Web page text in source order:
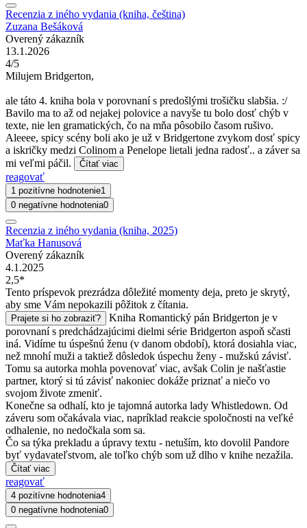
Recenzia z iného vydania (kniha, čeština)
Zuzana Bešáková
Overený zákazník
13.1.2026
4/5
Milujem Bridgerton,
ale táto 4. kniha bola v porovnaní s predošlými trošičku slabšia. :/
Bavilo ma to až od nejakej polovice a navyše tu bolo dosť chýb v
texte, nie len gramatických, čo na mňa pôsobilo časom rušivo.
Aleeee, spicy scény boli ako je už v Bridgertone zvykom dosť spicy
a iskričky medzi Colinom a Penelope lietali jedna radosť.. a záver sa
mi veľmi páčil.
Čítať viac
reagovať
1 pozitívne hodnotenie1
0 negatívne hodnotenia0
Recenzia z iného vydania (kniha, 2025)
Maťka Hanusová
Overený zákazník
4.1.2025
2,5*
Tento príspevok prezrádza dôležité momenty deja, preto je skrytý,
aby sme Vám nepokazili pôžitok z čítania.
Prajete si ho zobraziť?
Kniha Romantický pán Bridgerton je v
porovnaní s predchádzajúcimi dielmi série Bridgerton aspoň sčasti
iná. Vidíme tu úspešnú ženu (v danom období), ktorá dosiahla viac,
než mnohí muži a taktiež dôsledok úspechu ženy - mužskú závisť.
Tomu sa autorka mohla povenovať viac, avšak Colin je našťastie
partner, ktorý si tú závisť nakoniec dokáže priznať a niečo vo
svojom živote zmeniť.
Konečne sa odhalí, kto je tajomná autorka lady Whistledown. Od
záveru som očakávala viac, napríklad reakcie spoločnosti na veľké
odhalenie, no nedočkala som sa.
Čo sa týka prekladu a úpravy textu - netuším, kto dovolil Pandore
byť vydavateľstvom, ale toľko chýb som už dlho v knihe nezažila.
Čítať viac
reagovať
4 pozitívne hodnotenia4
0 negatívne hodnotenia0